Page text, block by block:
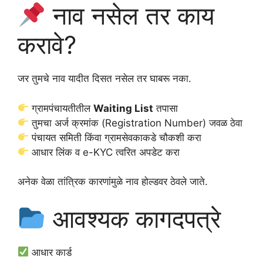
नाव नसेल तर काय
करावे?
जर तुमचे नाव यादीत दिसत नसेल तर घाबरू नका.
ग्रामपंचायतीतीलWaiting List तपासा
तुमचा अर्ज क्रमांक (Registration Number) जवळ ठेवा
पंचायत समिती किंवा ग्रामसेवकाकडे चौकशी करा
आधार लिंक व e-KYC त्वरित अपडेट करा
अनेक वेळा तांत्रिक कारणांमुळे नाव होल्डवर ठेवले जाते.
आवश्यक कागदपत्रे
आधार कार्ड